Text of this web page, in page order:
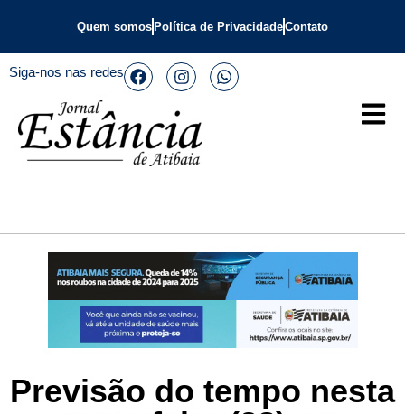
Quem somos Política de PrivacidadeContato
Siga-nos nas redes
Previsão do tempo nesta